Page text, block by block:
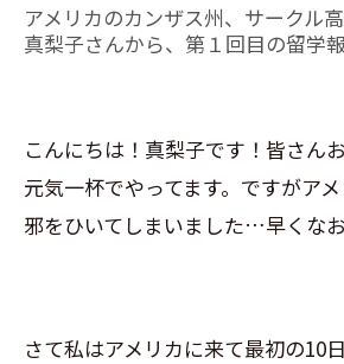
アメリカのカンザス州、サークル
真梨子さんから、第１回目の留学
こんにちは！真梨子です！皆さん
元気一杯でやってます。ですがア
邪をひいてしまいました…早くなお
さて私はアメリカに来て最初の10